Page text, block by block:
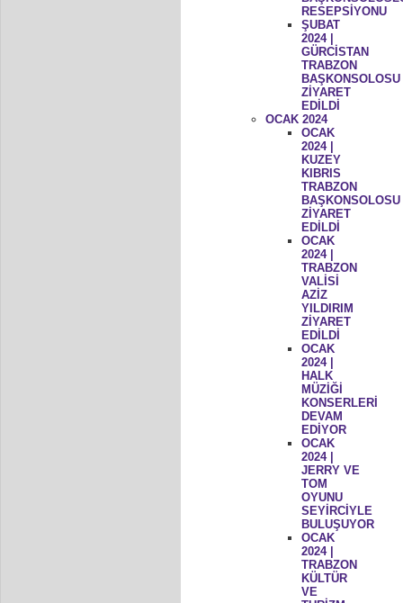
RESEPSİYONU
ŞUBAT
2024 |
GÜRCİSTAN
TRABZON
BAŞKONSOLOSU
ZİYARET
EDİLDİ
OCAK 2024
OCAK
2024 |
KUZEY
KIBRIS
TRABZON
BAŞKONSOLOSU
ZİYARET
EDİLDİ
OCAK
2024 |
TRABZON
VALİSİ
AZİZ
YILDIRIM
ZİYARET
EDİLDİ
OCAK
2024 |
HALK
MÜZİĞİ
KONSERLERİ
DEVAM
EDİYOR
OCAK
2024 |
JERRY VE
TOM
OYUNU
SEYİRCİYLE
BULUŞUYOR
OCAK
2024 |
TRABZON
KÜLTÜR
VE